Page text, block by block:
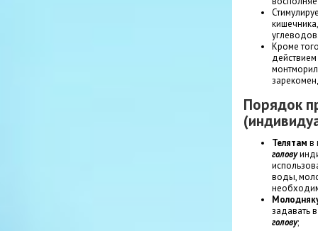
Кроме
Порядок
Телятам в
голову
воды,
задавать
голову;